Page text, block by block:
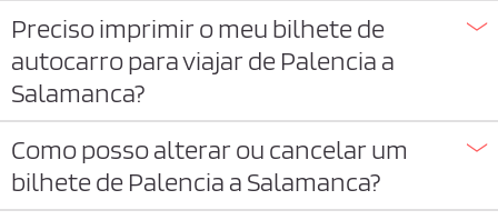
Preciso imprimir o meu bilhete de
autocarro para viajar de Palencia a
Salamanca?
Como posso alterar ou cancelar um
bilhete de Palencia a Salamanca?